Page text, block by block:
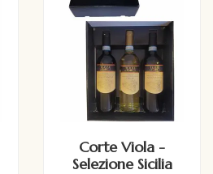
Corte Viola -
Selezione Sicilia